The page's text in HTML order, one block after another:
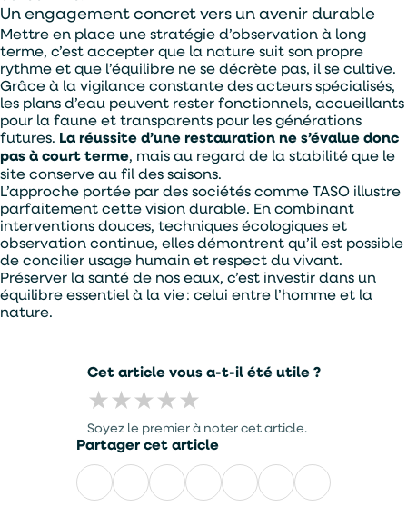
Un engagement concret vers un avenir durable
Mettre en place une stratégie d’observation à long
terme, c’est accepter que la nature suit son propre
rythme et que l’équilibre ne se décrète pas, il se cultive.
Grâce à la vigilance constante des acteurs spécialisés,
les plans d’eau peuvent rester fonctionnels, accueillants
pour la faune et transparents pour les générations
futures. La réussite d’une restauration ne s’évalue donc
pas à court terme, mais au regard de la stabilité que le
site conserve au fil des saisons.
L’approche portée par des sociétés comme TASO illustre
parfaitement cette vision durable. En combinant
interventions douces, techniques écologiques et
observation continue, elles démontrent qu’il est possible
de concilier usage humain et respect du vivant.
Préserver la santé de nos eaux, c’est investir dans un
équilibre essentiel à la vie : celui entre l’homme et la
nature.
Cet article vous a-t-il été utile ?
★★★★★
Soyez le premier à noter cet article.
Partager cet article
FacebookLinkedIn WhatsApp
E-